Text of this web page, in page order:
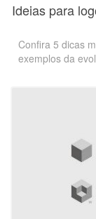
Ideias para
Confira 5 dicas
exemplos da